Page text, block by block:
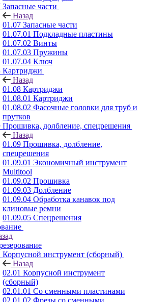
Запасные части
Назад
01.07 Запасные части
01.07.01 Подкладные пластины
01.07.02 Винты
01.07.03 Пружины
01.07.04 Ключ
Картриджи
Назад
01.08 Картриджи
01.08.01 Картриджи
01.08.02 Фасочные головки для труб и
прутков
Прошивка, долбление, спецрешения
Назад
01.09 Прошивка, долбление,
спецрешения
01.09.01 Экономичный инструмент
Multitool
01.09.02 Прошивка
01.09.03 Долбление
01.09.04 Обработка канавок под
клиновые ремни
01.09.05 Спецрешения
Корпусной инструмент (сборный)
Назад
02.01 Корпусной инструмент
(сборный)
02.01.01 Со сменными пластинами
02.01.02 Фрезы со сменными